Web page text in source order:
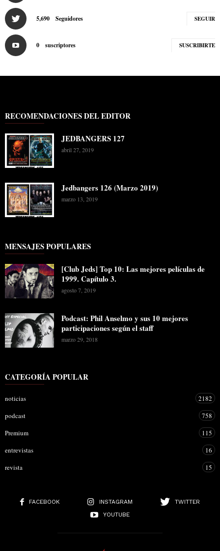
5,690 Seguidores SEGUIR
0 suscriptores SUSCRIBIRTE
RECOMENDACIONES DEL EDITOR
JEDBANGERS 127
abril 27, 2019
Jedbangers 126 (Marzo 2019)
marzo 13, 2019
MENSAJES POPULARES
[Club Jeds] Top 10: Las mejores películas de
1999. Capítulo 3.
agosto 7, 2019
Podcast: Phil Anselmo y sus 10 mejores
participaciones según el staff
marzo 29, 2018
CATEGORÍA POPULAR
noticias
2182
podcast
758
Premium
115
entrevistas
16
revista
15
FACEBOOK INSTAGRAM
TWITTER
YOUTUBE